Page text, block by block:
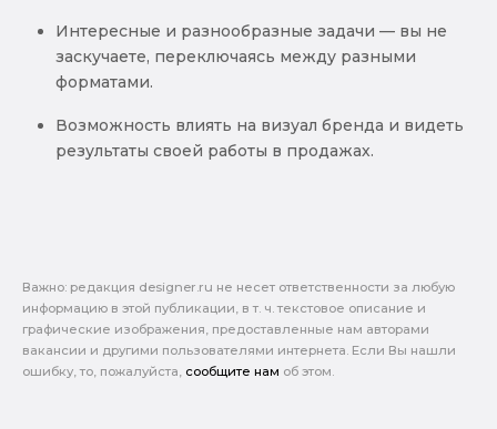
Интересные и разнообразные задачи — вы не
заскучаете, переключаясь между разными
форматами.
Возможность влиять на визуал бренда и видеть
результаты своей работы в продажах.
Важно: pедакция designer.ru не несет ответственности за любую
информацию в этой публикации, в т. ч. текстовое описание и
графические изображения, предоставленные нам авторами
вакансии и другими пользователями интернета. Если Вы нашли
ошибку, то, пожалуйста, сообщите нам об этом.